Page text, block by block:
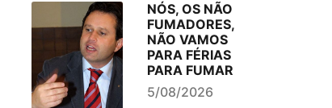
NÓS, OS NÃO
FUMADORES,
NÃO VAMOS
PARA FÉRIAS
PARA FUMAR
5/08/2026